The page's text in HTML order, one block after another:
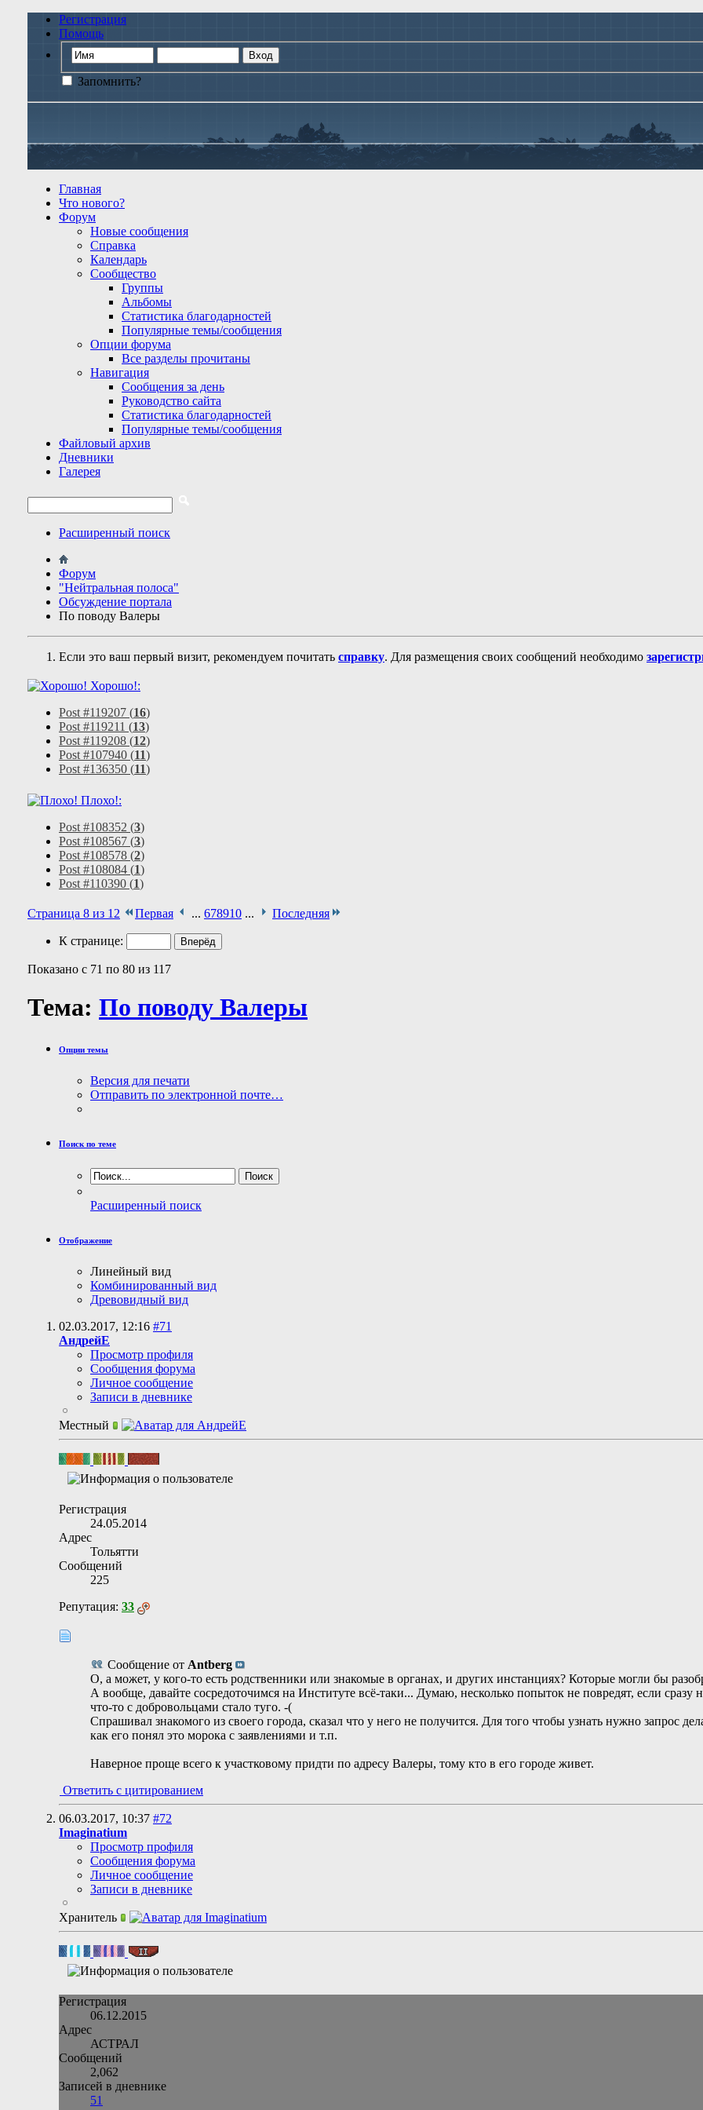
Регистрация
Помощь
Запомнить?
Главная
Что нового?
Форум
Новые сообщения
Справка
Календарь
Сообщество
Группы
Альбомы
Статистика благодарностей
Популярные темы/сообщения
Опции форума
Все разделы прочитаны
Навигация
Сообщения за день
Руководство сайта
Статистика благодарностей
Популярные темы/сообщения
Файловый архив
Дневники
Галерея
Расширенный поиск
Форум
"Нейтральная полоса"
Обсуждение портала
По поводу Валеры
Если это ваш первый визит, рекомендуем почитать справку. Для размещения своих сообщений необходимо
Хорошо!:
Post #119207 (16)
Post #119211 (13)
Post #119208 (12)
Post #107940 (11)
Post #136350 (11)
Плохо!:
Post #108352 (3)
Post #108567 (3)
Post #108578 (2)
Post #108084 (1)
Post #110390 (1)
Страница 8 из 12 Первая ... 678910 ... Последняя
К странице:
Показано с 71 по 80 из 117
Тема: По поводу Валеры
Опции темы
Версия для печати
Отправить по электронной почте…
Поиск по теме
Расширенный поиск
Отображение
Линейный вид
Комбинированный вид
Древовидный вид
02.03.2017, 12:16 #71
АндрейЕ
Просмотр профиля
Сообщения форума
Личное сообщение
Записи в дневнике
Местный
Регистрация
24.05.2014
Адрес
Тольятти
Сообщений
225
Репутация: 33
Сообщение от Antberg
О, а может, у кого-то есть родственники или знакомые в органах, и других инстанциях? Которые могли бы
А вообще, давайте сосредоточимся на Институте всё-таки... Думаю, несколько попыток не повредят, если
что-то с добровольцами стало туго. -(
Спрашивал знакомого из своего города, сказал что у него не получится. Для того чтобы узнать нужно запрос
как его понял это морока с заявлениями и т.п.
Наверное проще всего к участковому придти по адресу Валеры, тому кто в его городе живет.
Ответить с цитированием
06.03.2017, 10:37 #72
Imaginatium
Просмотр профиля
Сообщения форума
Личное сообщение
Записи в дневнике
Хранитель
Регистрация
06.12.2015
Адрес
АСТРАЛ
Сообщений
2,062
Записей в дневнике
51